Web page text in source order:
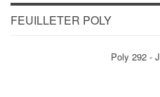
FEUILLETER POLY
Poly 292 -